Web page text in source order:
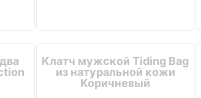
Клатч мужской Tiding Bag
из натуральной кожи
Коричневый